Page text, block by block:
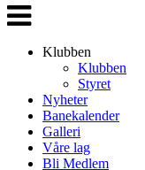
Veksle
navigasjon
Klubben
Klubben
Styret
Nyheter
Banekalender
Galleri
Våre lag
Bli Medlem